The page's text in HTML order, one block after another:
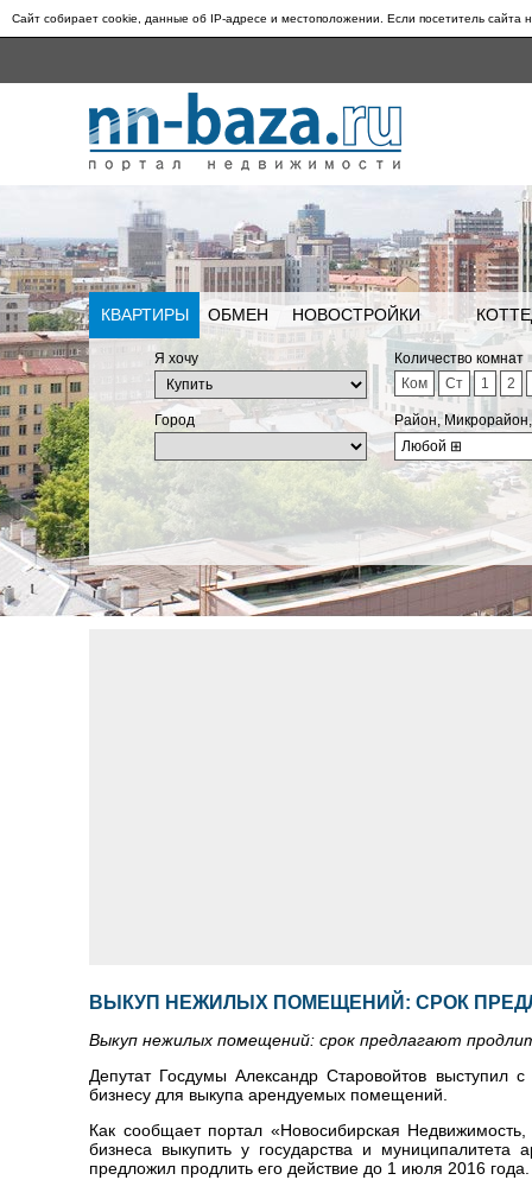
Сайт собирает cookie, данные об IP-адресе и местоположении. Если посетитель сайта
КВАРТИРЫ ОБМЕН НОВОСТРОЙКИ
Я хочу
Количество комнат
Ком
Ст 1 2
Город
Район,
Любой ⊞
ВЫКУП НЕЖИЛЫХ ПОМЕЩЕНИЙ: СРОК
Выкуп нежилых помещений: срок предлагают
Депутат Госдумы Александр Старовойтов выступил
бизнесу для выкупа арендуемых помещений.
Как сообщает портал «Новосибирская
бизнеса выкупить у государства и
предложил продлить его действие до 1 июля 2016 года.